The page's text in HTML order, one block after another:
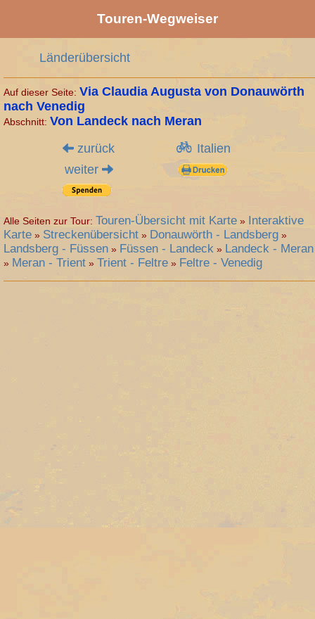
Touren-Wegweiser
Länderübersicht
Auf dieser Seite:Via Claudia Augusta von Donauwörth
nach Venedig
Abschnitt: Von Landeck nach Meran
zurück
Italien
weiter
Alle Seiten zur Tour:Touren-Übersicht mit Karte »
Interaktive
Karte » Streckenübersicht » Donauwörth - Landsberg »
Landsberg - Füssen » Füssen - Landeck » Landeck - Meran
» Meran - Trient »Trient - Feltre » Feltre - Venedig